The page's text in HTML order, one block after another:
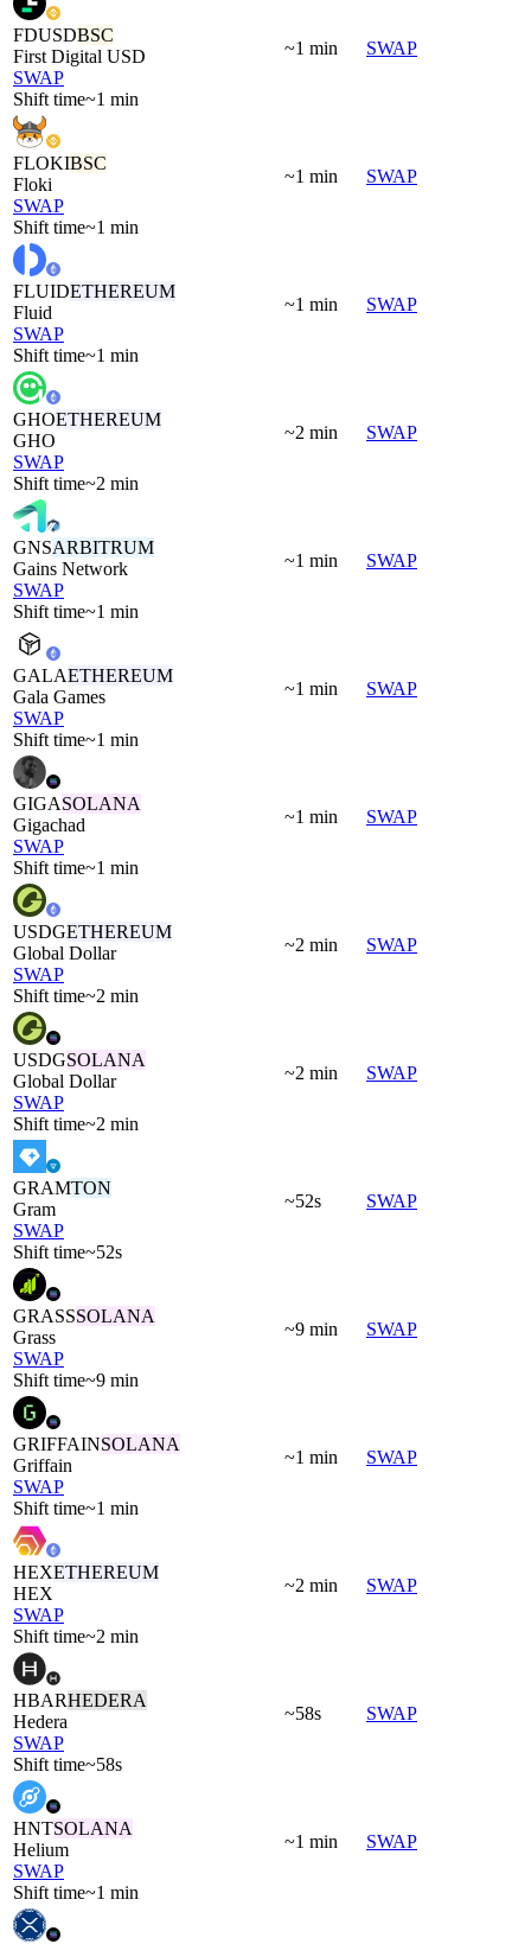
FDUSDBSC
First Digital USD
SWAP
Shift time~1 min
~1 min SWAP
FLOKIBSC
Floki
SWAP
Shift time~1 min
~1 min SWAP
FLUIDETHEREUM
Fluid
SWAP
Shift time~1 min
~1 min SWAP
GHOETHEREUM
GHO
SWAP
Shift time~2 min
~2 min SWAP
GNSARBITRUM
Gains Network
SWAP
Shift time~1 min
~1 min SWAP
GALAETHEREUM
Gala Games
SWAP
Shift time~1 min
~1 min SWAP
GIGASOLANA
Gigachad
SWAP
Shift time~1 min
~1 min SWAP
USDGETHEREUM
Global Dollar
SWAP
Shift time~2 min
~2 min SWAP
USDGSOLANA
Global Dollar
SWAP
Shift time~2 min
~2 min SWAP
GRAMTON
Gram
SWAP
Shift time~52s
~52s SWAP
GRASSSOLANA
Grass
SWAP
Shift time~9 min
~9 min SWAP
GRIFFAINSOLANA
Griffain
SWAP
Shift time~1 min
~1 min SWAP
HEXETHEREUM
HEX
SWAP
Shift time~2 min
~2 min SWAP
HBARHEDERA
Hedera
SWAP
Shift time~58s
~58s SWAP
HNTSOLANA
Helium
SWAP
Shift time~1 min
~1 min SWAP